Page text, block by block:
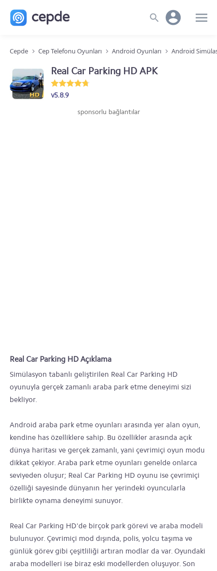
Cepde Cep Telefonu Oyunları Android Oyunları Android
Real Car Parking HD APK
v5.8.9
sponsorlu bağlantılar
Real Car Parking HD Açıklama
Simülasyon tabanlı geliştirilen Real Car Parking HD
oyunuyla gerçek zamanlı araba park etme deneyimi sizi
bekliyor.
Android araba park etme oyunları arasında yer alan oyun,
kendine has özelliklere sahip. Bu özellikler arasında açık
dünya haritası ve gerçek zamanlı, yani çevrimiçi oyun modu
dikkat çekiyor. Araba park etme oyunları genelde onlarca
seviyeden oluşur; Real Car Parking HD oyunu ise çevrimiçi
özelliği sayesinde dünyanın her yerindeki oyuncularla
birlikte oynama deneyimi sunuyor.
Real Car Parking HD'de birçok park görevi ve araba modeli
bulunuyor. Çevrimiçi mod dışında, polis, yolcu taşıma ve
günlük görev gibi çeşitliliği artıran modlar da var. Oyundaki
araba modelleri ise biraz eski modellerden oluşuyor. Son